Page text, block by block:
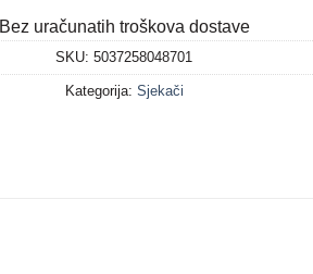
Bez uračunatih troškova dostave
SKU:5037258048701
Kategorija: Sjekači